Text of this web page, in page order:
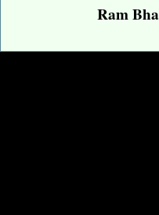
Ram